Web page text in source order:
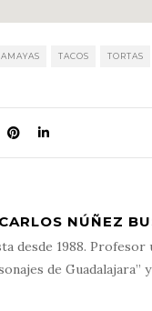
TACOS TORTAS
NÚÑEZ
desde 1988.
de Guadalajara”